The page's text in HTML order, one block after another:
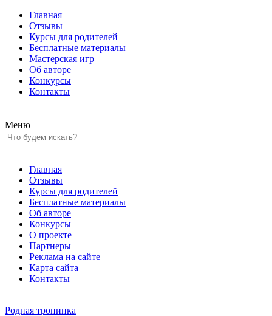
Главная
Отзывы
Курсы для родителей
Бесплатные материалы
Мастерская игр
Об авторе
Конкурсы
Контакты
Меню
Главная
Отзывы
Курсы для родителей
Бесплатные материалы
Об авторе
Конкурсы
О проекте
Партнеры
Реклама на сайте
Карта сайта
Контакты
Родная тропинка